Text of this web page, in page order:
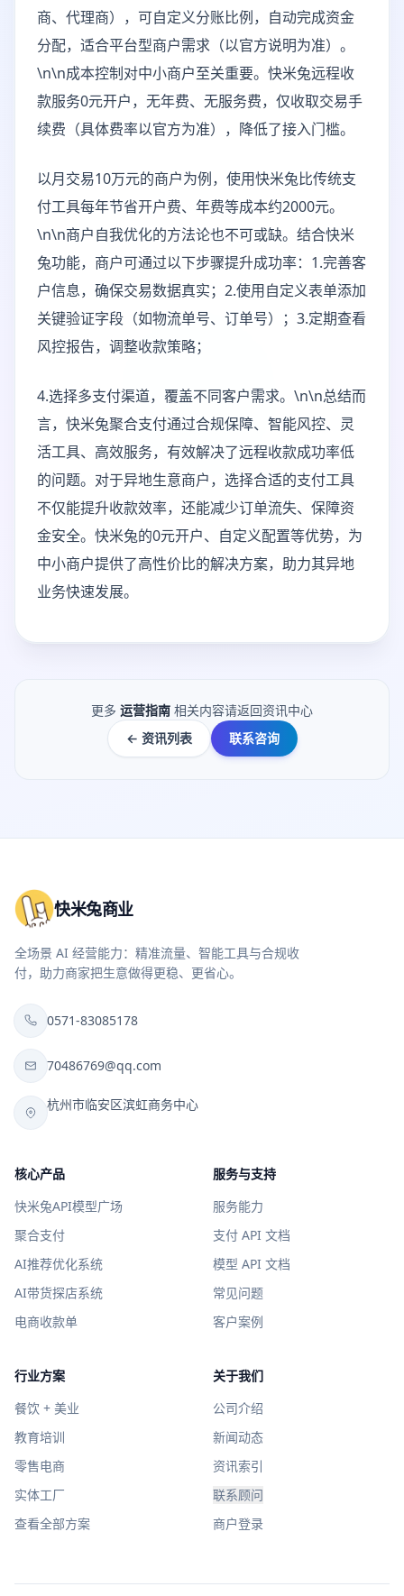
商、代理商），可自定义分账比例，自动完成资金
分配，适合平台型商户需求（以官方说明为准）。
\n\n成本控制对中小商户至关重要。快米兔远程收
款服务0元开户，无年费、无服务费，仅收取交易手
续费（具体费率以官方为准），降低了接入门槛。
以月交易10万元的商户为例，使用快米兔比传统支
付工具每年节省开户费、年费等成本约2000元。
\n\n商户自我优化的方法论也不可或缺。结合快米
兔功能，商户可通过以下步骤提升成功率：1.完善客
户信息，确保交易数据真实；2.使用自定义表单添加
关键验证字段（如物流单号、订单号）；3.定期查看
风控报告，调整收款策略；
4.选择多支付渠道，覆盖不同客户需求。\n\n总结而
言，快米兔聚合支付通过合规保障、智能风控、灵
活工具、高效服务，有效解决了远程收款成功率低
的问题。对于异地生意商户，选择合适的支付工具
不仅能提升收款效率，还能减少订单流失、保障资
金安全。快米兔的0元开户、自定义配置等优势，为
中小商户提供了高性价比的解决方案，助力其异地
业务快速发展。
更多 运营指南 相关内容请返回资讯中心
← 资讯列表
联系咨询
快米兔商业
全场景 AI 经营能力：精准流量、智能工具与合规收
付，助力商家把生意做得更稳、更省心。
0571-83085178
70486769@qq.com
杭州市临安区滨虹商务中心
核心产品
快米兔API模型广场
聚合支付
AI推荐优化系统
AI带货探店系统
电商收款单
服务与支持
服务能力
支付 API 文档
模型 API 文档
常见问题
客户案例
行业方案
餐饮 + 美业
教育培训
零售电商
实体工厂
查看全部方案
关于我们
公司介绍
新闻动态
资讯索引
联系顾问
商户登录